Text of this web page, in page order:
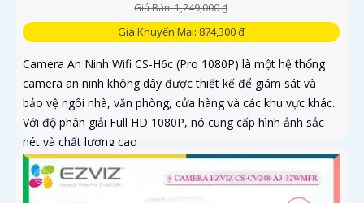
Giá Bán: 1,249,000 ₫
Giá Khuyến Mại: 874,300 ₫
Camera An Ninh Wifi CS-H6c (Pro 1080P) là một hệ thống
camera an ninh không dây được thiết kế để giám sát và
bảo vệ ngôi nhà, văn phòng, cửa hàng và các khu vực khác.
Với độ phân giải Full HD 1080P, nó cung cấp hình ảnh sắc
nét và chất lượng cao